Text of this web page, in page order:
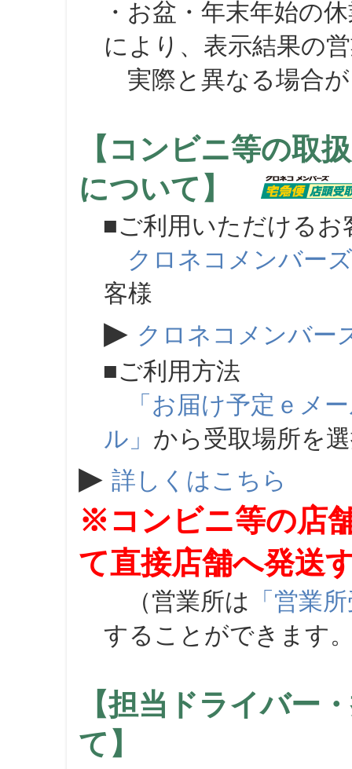
・お盆・年末年始の
により、表示結果の
実際と異なる場合が
【コンビニ等の取
について】
■ご利用いただけるお
クロネコメンバーズ
客様
▶ クロネコメンバー
■ご利用方法
「お届け予定ｅメ
ル」 から受取場所を
▶ 詳しくはこちら
※コンビニ等の店
て直接店舗へ発送
（営業所は 「営業
することができます
【担当ドライバー
て】